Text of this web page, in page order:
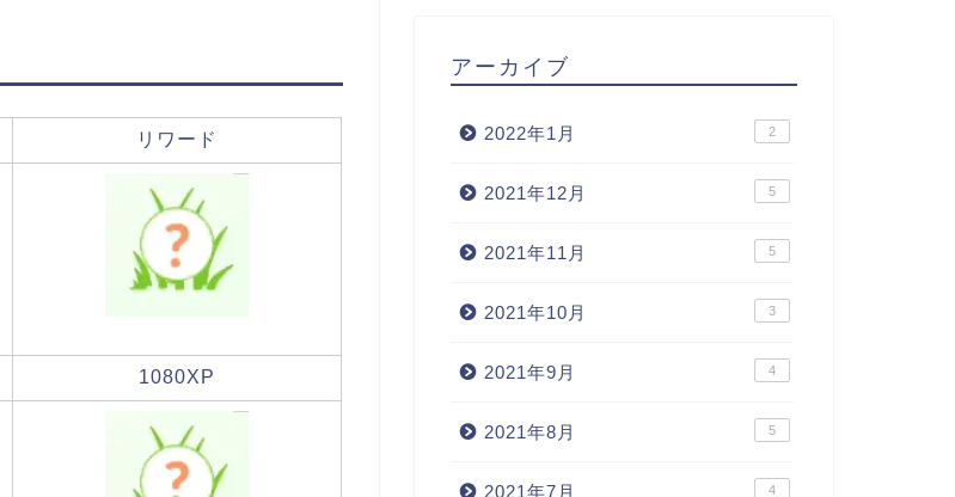
リワード
1080XP
アーカイブ
2022年1月 2
2021年12月 5
2021年11月 5
2021年10月 3
2021年9月 4
2021年8月 5
2021年7月 4